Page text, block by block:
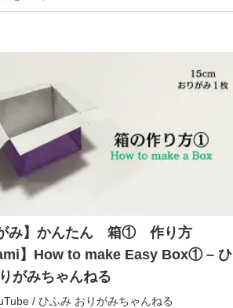
がみ】かんたん 箱① 作り方
】How to make Easy Box① – ひ
がみちゃんねる
/ ひふみ おりがみちゃんねる